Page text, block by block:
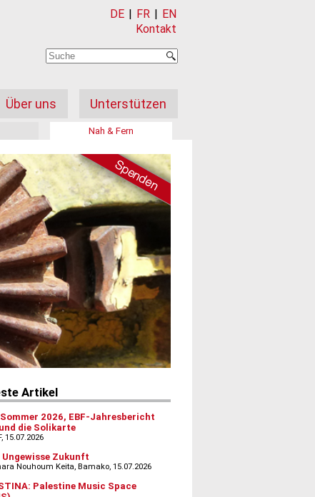
DE | FR | EN
Kontakt
Über uns Unterstützen
Nah & Fern